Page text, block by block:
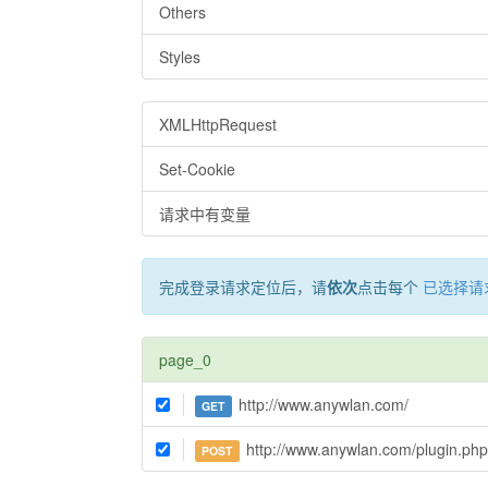
Others
Styles
XMLHttpRequest
Set-Cookie
请求中有变量
完成登录请求定位后，请依次点击每个 已选择请
page_0
GET http://www.anywlan.com/
POST http://www.anywlan.com/